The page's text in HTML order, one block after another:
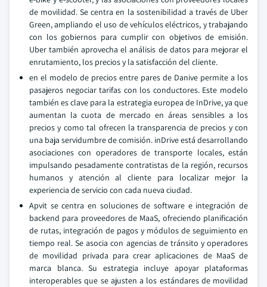
de movilidad. Se centra en la sostenibilidad a través de Uber
Green, ampliando el uso de vehículos eléctricos, y trabajando
con los gobiernos para cumplir con objetivos de emisión.
Uber también aprovecha el análisis de datos para mejorar el
enrutamiento, los precios y la satisfacción del cliente.
en el modelo de precios entre pares de Danive permite a los
pasajeros negociar tarifas con los conductores. Este modelo
también es clave para la estrategia europea de InDrive, ya que
aumentan la cuota de mercado en áreas sensibles a los
precios y como tal ofrecen la transparencia de precios y con
una baja servidumbre de comisión. inDrive está desarrollando
asociaciones con operadores de transporte locales, están
impulsando pesadamente contratistas de la región, recursos
humanos y atención al cliente para localizar mejor la
experiencia de servicio con cada nueva ciudad.
Apvit se centra en soluciones de software e integración de
backend para proveedores de MaaS, ofreciendo planificación
de rutas, integración de pagos y módulos de seguimiento en
tiempo real. Se asocia con agencias de tránsito y operadores
de movilidad privada para crear aplicaciones de MaaS de
marca blanca. Su estrategia incluye apoyar plataformas
interoperables que se ajusten a los estándares de movilidad